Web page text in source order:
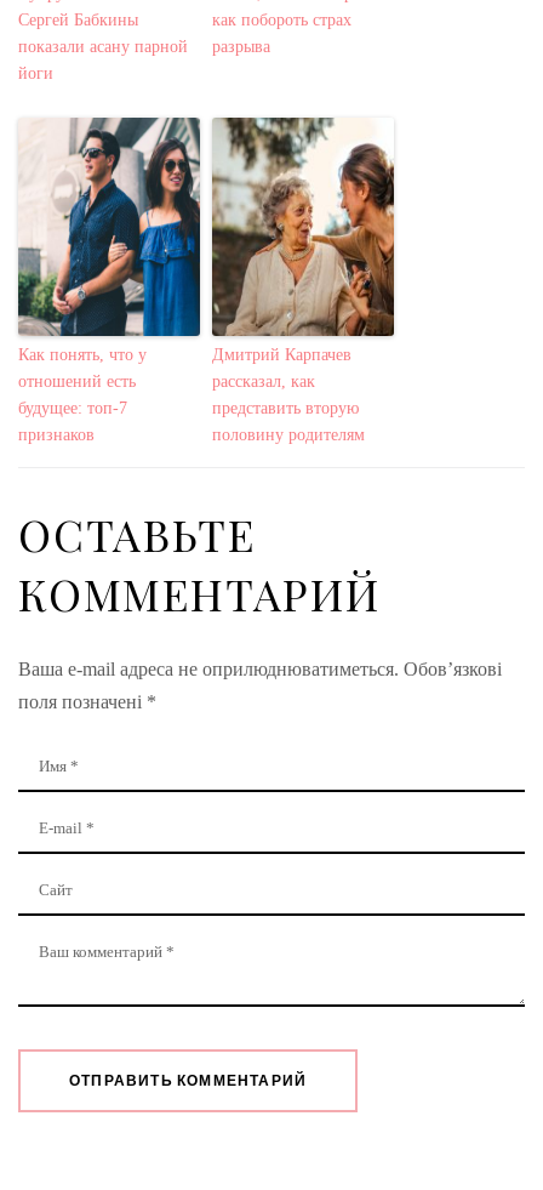
Сергей Бабкины
показали асану парной
йоги
как побороть страх
разрыва
Как понять, что у
отношений есть
будущее: топ-7
признаков
Дмитрий Карпачев
рассказал, как
представить вторую
половину родителям
ОСТАВЬТЕ
КОММЕНТАРИЙ
Ваша e-mail адреса не оприлюднюватиметься. Обов’язкові
поля позначені *